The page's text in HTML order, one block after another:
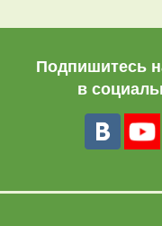
Подпишитесь
в